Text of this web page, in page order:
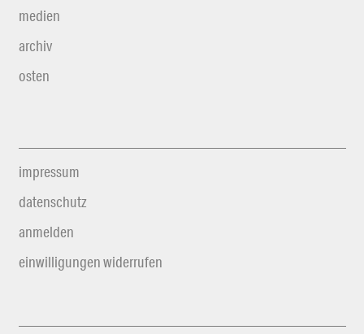
medien
archiv
osten
impressum
datenschutz
anmelden
einwilligungen widerrufen